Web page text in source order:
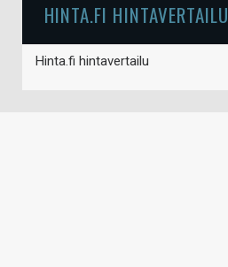
HINTA.FI HINTAVERTAILU
Hinta.fi hintavertailu